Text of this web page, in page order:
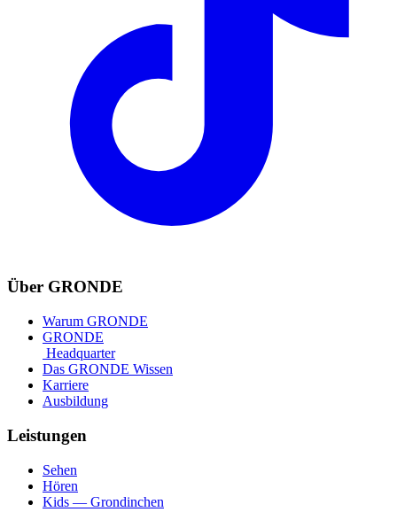
Über GRONDE
Warum GRONDE
GRONDE
Headquarter
Das GRONDE Wissen
Karriere
Ausbildung
Leistungen
Sehen
Hören
Kids — Grondinchen